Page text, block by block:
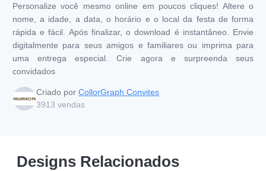
Personalize você mesmo online em poucos cliques! Altere o
nome, a idade, a data, o horário e o local da festa de forma
rápida e fácil. Após finalizar, o download é instantâneo. Envie
digitalmente para seus amigos e familiares ou imprima para
uma entrega especial. Crie agora e surpreenda seus
convidados
Criado por CollorGraph Convites
3913 vendas
Designs Relacionados